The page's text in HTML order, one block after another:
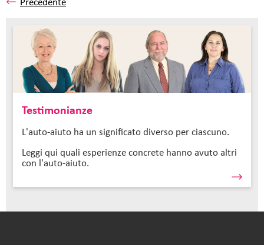
Testimonianze
L'auto-aiuto ha un significato diverso per ciascuno.
Leggi qui quali esperienze concrete hanno avuto altri
con l'auto-aiuto.